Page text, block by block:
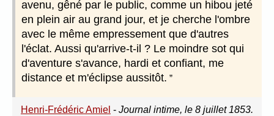
avenu, gêné par le public, comme un hibou jeté
en plein air au grand jour, et je cherche l'ombre
avec le même empressement que d'autres
l'éclat. Aussi qu'arrive-t-il ? Le moindre sot qui
d'aventure s'avance, hardi et confiant, me
distance et m'éclipse aussitôt.
Henri-Frédéric Amiel - Journal intime, le 8 juillet 1853.